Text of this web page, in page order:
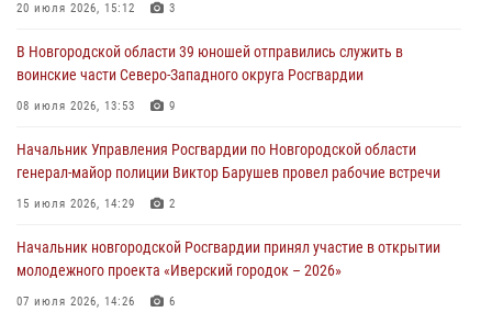
разрешительной работы Росгвардии провели телефонную «горячую
30 июля 2026, 14:36 1
Новгородские росгвардейцы рассказали о службе детям из летнего
30 июля 2026, 08:40 5
Новгородские росгвардейцы задержали мужчину
Телесюжет в программе "Новгородское областное телевидение.
Новости часа." от 29 июля 2026 года. Новгородские призывники
20 июля 2026, 15:12 3
В Новгородской области 39 юношей отправились служить в
воинские части Северо-Западного округа Росгвардии
08 июля 2026, 13:53 9
Начальник Управления Росгвардии по Новгородской области
генерал-майор полиции Виктор Барушев провел рабочие встречи
15 июля 2026, 14:29 2
Начальник новгородской Росгвардии принял участие в открытии
молодежного проекта «Иверский городок – 2026»
07 июля 2026, 14:26 6